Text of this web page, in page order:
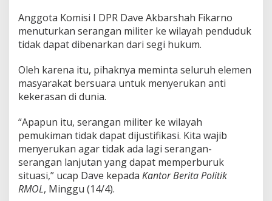
s
o
n
K
i
t
A
k
a
n
T
e
r
u
Anggota Komisi I DPR Dave Akbarshah Fikarno
menuturkan serangan militer ke wilayah penduduk
tidak dapat dibenarkan dari segi hukum.
Oleh karena itu, pihaknya meminta seluruh elemen
masyarakat bersuara untuk menyerukan anti
kekerasan di dunia.
“Apapun itu, serangan militer ke wilayah
pemukiman tidak dapat dijustifikasi. Kita wajib
menyerukan agar tidak ada lagi serangan-
serangan lanjutan yang dapat memperburuk
situasi,” ucap Dave kepada Kantor Berita Politik
RMOL, Minggu (14/4).